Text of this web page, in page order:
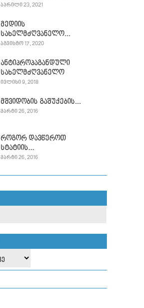
ᲐᲞᲠᲘᲚᲘ 23, 2021
მედიის
სახელმძღვანელო...
ᲐᲒᲕᲘᲡᲢᲝ 17, 2020
ანტიპროპაგანდული
სახელმძღვანელო
ᲘᲕᲚᲘᲡᲘ 9, 2018
მშვიდობის გაშუქების...
ᲛᲐᲠᲢᲘ 26, 2016
როგორ დავწეროთ
სტატიის...
ᲛᲐᲠᲢᲘ 26, 2016